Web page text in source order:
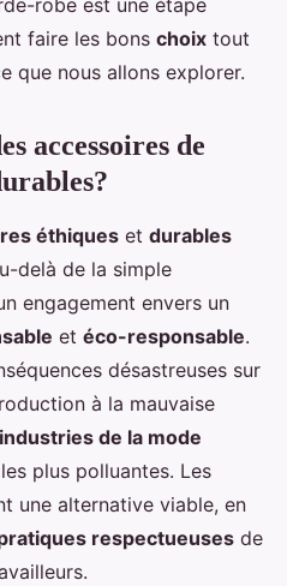
robe est une étape
faire les bons choix tout
que nous allons explorer.
accessoires de
éthiques et durables
delà de la simple
engagement envers un
et éco-responsable.
désastreuses sur
à la mauvaise
industries de la mode
plus polluantes. Les
une alternative viable, en
respectueuses de